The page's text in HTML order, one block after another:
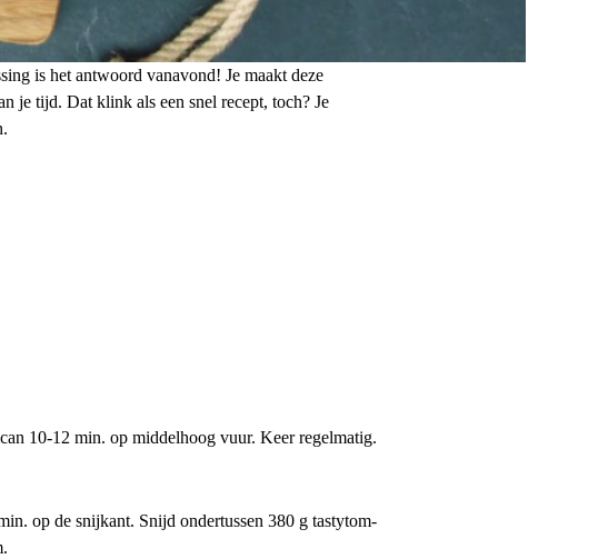
is het antwoord vanavond! Je maakt deze
je tijd. Dat klink als een snel recept, toch? Je
10-12 min. op middelhoog vuur. Keer regelmatig.
op de snijkant. Snijd ondertussen 380 g tastytom-